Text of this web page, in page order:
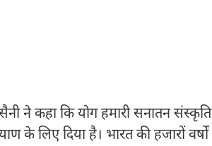
ने कहा कि योग हमारी सनातन
के लिए दिया है। भारत की हजारों